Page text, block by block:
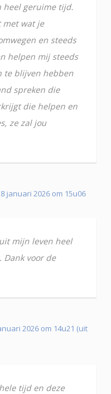
heel geruime tijd.
wat je
en steeds
helpen mij steeds
te blijven hebben
spreken die
die helpen en
ze zal jou
januari 2026 om 15u06
mijn leven heel
Dank voor de
2026 om 14u21 (uit
tijd en deze